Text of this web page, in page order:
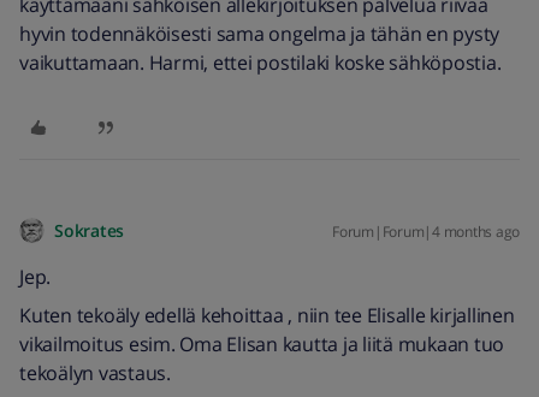
hyvin todennäköisesti sama ongelma ja tähän en pysty
vaikuttamaan. Harmi, ettei postilaki koske sähköpostia.
Sokrates Forum|Forum|4 months ago
Jep.
Kuten tekoäly edellä kehoittaa , niin tee Elisalle kirjallinen
vikailmoitus esim. Oma Elisan kautta ja liitä mukaan tuo
tekoälyn vastaus.